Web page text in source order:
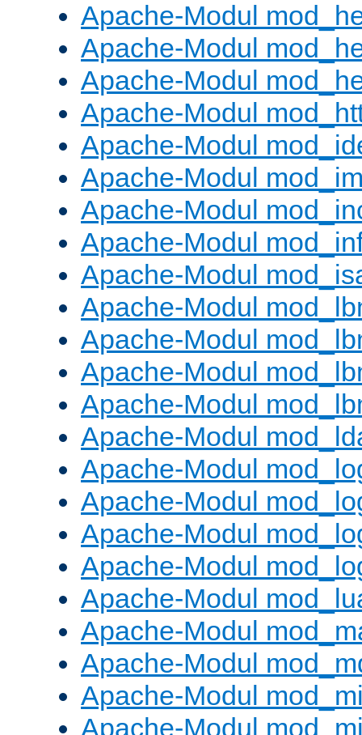
Apache-Modul
Apache-Modul
Apache-Modul
Apache-Modul
Apache-Modul
Apache-Modul
Apache-Modul
Apache-Modul
Apache-Modul
Apache-Modul
Apache-Modul
Apache-Modul
Apache-Modul
Apache-Modul
Apache-Modul
Apache-Modul
Apache-Modul
Apache-Modul
Apache-Modul
Apache-Modul
Apache-Modul
Apache-Modul
Apache-Modul